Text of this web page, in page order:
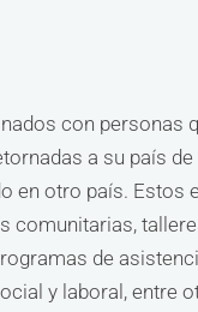
con personas
a su país
en otro país. Estos
comunitarias,
de
y laboral, entre